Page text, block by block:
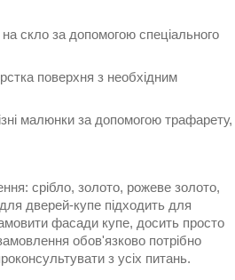
скло за допомогою спеціального
поверхня з необхідним
малюнки за допомогою трафарету,
срібло, золото, рожеве золото,
дверей-купе підходить для
фасади купе, досить просто
обов'язково потрібно
з усіх питань.